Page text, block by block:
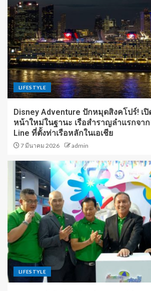
LIFESTYLE
Disney Adventure ปักหมุดสิงคโปร์! เ
หน้าใหม่ในฐานะ เรือสำราญลำแรกจา
Line ที่ตั้งท่าเรือหลักในเอเชีย
7 มีนาคม 2026 admin
LIFESTYLE